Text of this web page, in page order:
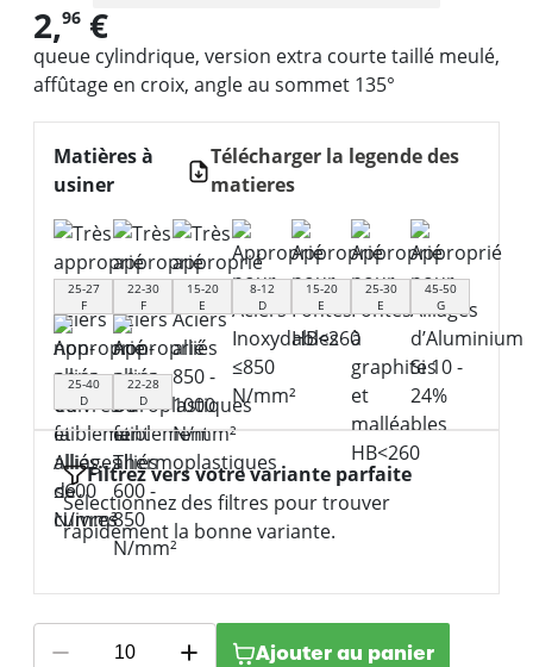
2,96 €
queue cylindrique, version extra courte taillé meulé,
affûtage en croix, angle au sommet 135°
Matières à
usiner
Télécharger la legende des
matieres
25-27
F
22-30
F
15-20
E
8-12
D
15-20
E
25-30
E
45-50
G
25-40
D
22-28
D
Filtrez vers votre variante parfaite
Sélectionnez des filtres pour trouver
rapidement la bonne variante.
Ajouter au panier